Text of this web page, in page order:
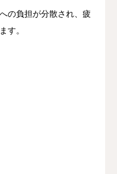
の負担が分散され、疲
す。